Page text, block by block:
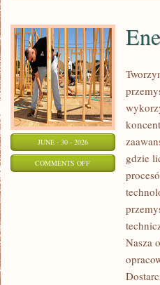
JUNE - 30 - 2026
COMMENTS OFFON
ENERGETYKA
gdzie
Nasza